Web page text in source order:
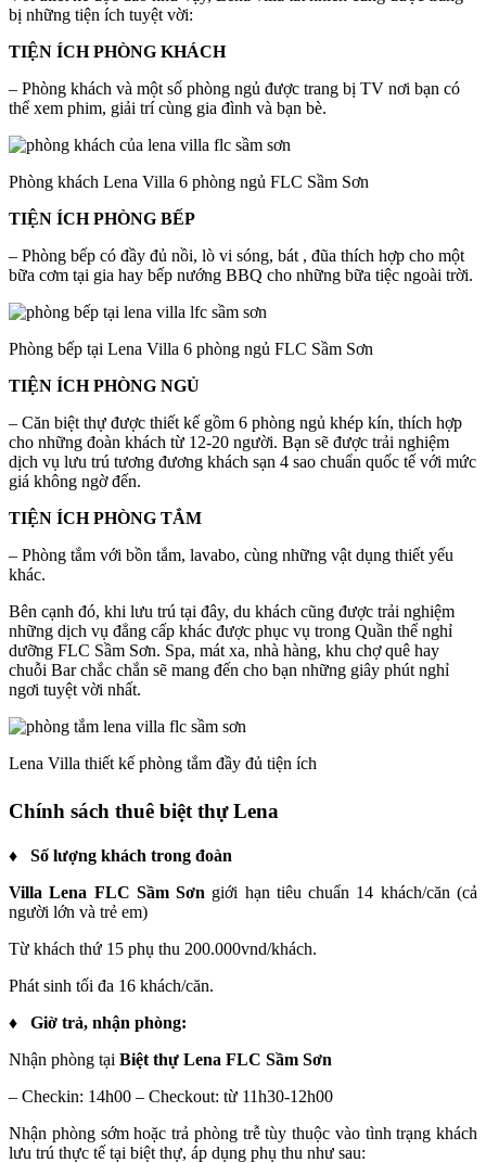
bị những tiện ích tuyệt vời:
TIỆN ÍCH PHÒNG KHÁCH
– Phòng khách và một số phòng ngủ được trang bị TV nơi bạn có
thể xem phim, giải trí cùng gia đình và bạn bè.
Phòng khách Lena Villa 6 phòng ngủ FLC Sầm Sơn
TIỆN ÍCH PHÒNG BẾP
– Phòng bếp có đầy đủ nồi, lò vi sóng, bát , đũa thích hợp cho một
bữa cơm tại gia hay bếp nướng BBQ cho những bữa tiệc ngoài trời.
Phòng bếp tại Lena Villa 6 phòng ngủ FLC Sầm Sơn
TIỆN ÍCH PHÒNG NGỦ
– Căn biệt thự được thiết kế gồm 6 phòng ngủ khép kín, thích hợp
cho những đoàn khách từ 12-20 người. Bạn sẽ được trải nghiệm
dịch vụ lưu trú tương đương khách sạn 4 sao chuẩn quốc tế với mức
giá không ngờ đến.
TIỆN ÍCH PHÒNG TẮM
– Phòng tắm với bồn tắm, lavabo, cùng những vật dụng thiết yếu
khác.
Bên cạnh đó, khi lưu trú tại đây, du khách cũng được trải nghiệm
những dịch vụ đẳng cấp khác được phục vụ trong Quần thể nghỉ
dưỡng FLC Sầm Sơn. Spa, mát xa, nhà hàng, khu chợ quê hay
chuỗi Bar chắc chắn sẽ mang đến cho bạn những giây phút nghỉ
ngơi tuyệt vời nhất.
Lena Villa thiết kế phòng tắm đầy đủ tiện ích
Chính sách thuê biệt thự Lena
♦ Số lượng khách trong đoàn
Villa Lena FLC Sầm Sơn giới hạn tiêu chuẩn 14 khách/căn (cả
người lớn và trẻ em)
Từ khách thứ 15 phụ thu 200.000vnd/khách.
Phát sinh tối đa 16 khách/căn.
♦ Giờ trả, nhận phòng:
Nhận phòng tại Biệt thự Lena FLC Sầm Sơn
– Checkin: 14h00 – Checkout: từ 11h30-12h00
Nhận phòng sớm hoặc trả phòng trễ tùy thuộc vào tình trạng khách
lưu trú thực tế tại biệt thự, áp dụng phụ thu như sau: